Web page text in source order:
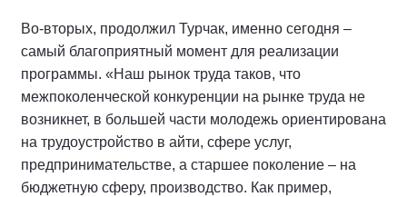
Во-вторых, продолжил Турчак, именно сегодня –
самый благоприятный момент для реализации
программы. «Наш рынок труда таков, что
межпоколенческой конкуренции на рынке труда не
возникнет, в большей части молодежь ориентирована
на трудоустройство в айти, сфере услуг,
предпринимательстве, а старшее поколение – на
бюджетную сферу, производство. Как пример,